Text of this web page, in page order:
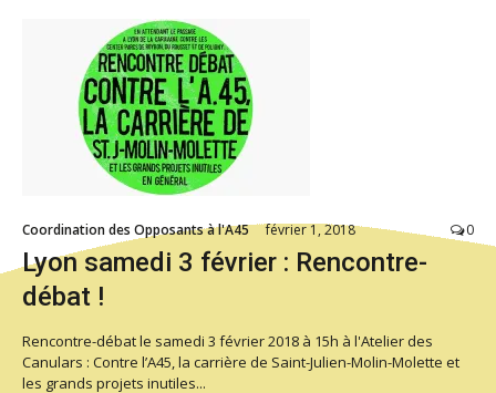
Coordination des Opposants à l'A45 février 1, 2018 0
Lyon samedi 3 février : Rencontre-
débat !
Rencontre-débat le samedi 3 février 2018 à 15h à l'Atelier des
Canulars : Contre l’A45, la carrière de Saint-Julien-Molin-Molette et
les grands projets inutiles...